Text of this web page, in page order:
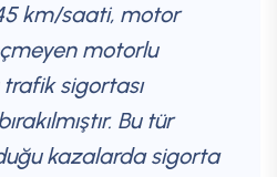
km/saati, motor
motorlu
sigortası
Bu tür
kazalarda sigorta